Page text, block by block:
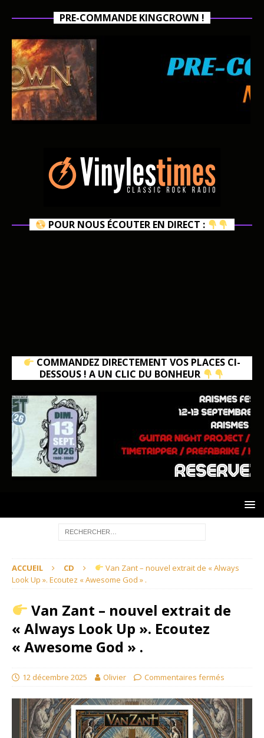
PRE-COMMANDE KINGCROWN !
POUR NOUS ÉCOUTER EN DIRECT :
COMMANDEZ DIRECTEMENT VOS PLACES CI-
DESSOUS ! A UN CLIC DU BONHEUR
ACCUEIL CD
Van Zant – nouvel extrait de « Always
Look Up ». Ecoutez « Awesome God » .
Van Zant – nouvel extrait de
« Always Look Up ». Ecoutez
« Awesome God » .
12 décembre 2025 Olivier Commentaires fermés